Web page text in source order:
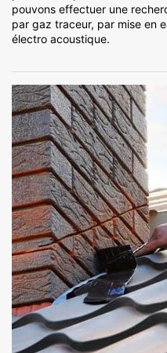
pouvons effectuer une
par gaz traceur, par mise en
électro acoustique.